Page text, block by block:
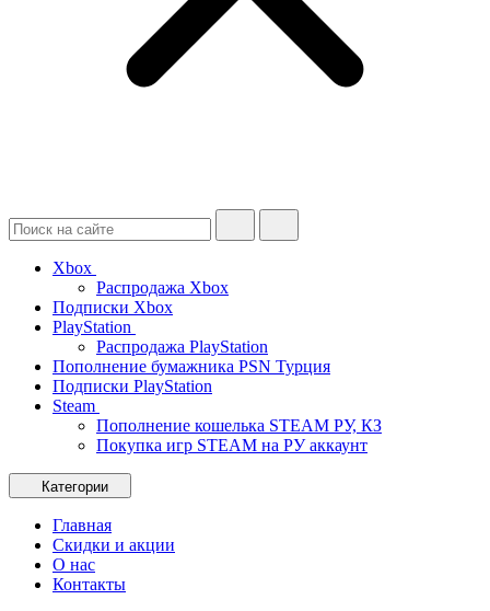
Xbox
Распродажа Xbox
Подписки Xbox
PlayStation
Распродажа PlayStation
Пополнение бумажника PSN Турция
Подписки PlayStation
Steam
Пополнение кошелька STEAM РУ, КЗ
Покупка игр STEAM на РУ аккаунт
Категории
Главная
Скидки и акции
О нас
Контакты